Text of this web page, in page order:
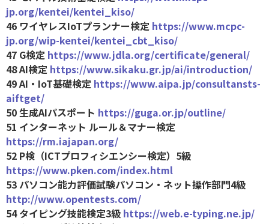
jp.org/kentei/kentei_kiso/
46 ワイヤレスIoTプランナー検定 https://www.mcpc-
jp.org/wip-kentei/kentei_cbt_kiso/
47 G検定 https://www.jdla.org/certificate/general/
48 AI検定 https://www.sikaku.gr.jp/ai/introduction/
49 AI・IoT基礎検定 https://www.aipa.jp/consultansts-
aiftget/
50 生成AIパスポート https://guga.or.jp/outline/
51 インターネット ルール＆マナー検定
https://rm.iajapan.org/
52 P検（ICTプロフィシエンシー検定）5級
https://www.pken.com/index.html
53 パソコン能力評価試験パソコン・ネット操作部門4級
http://www.opentests.com/
54 タイピング技能検定3級 https://web.e-typing.ne.jp/